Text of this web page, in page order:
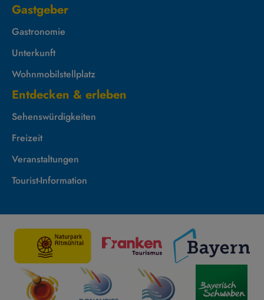
Gastgeber
Gastronomie
Unterkunft
Wohnmobilstellplatz
Entdecken & erleben
Sehenswürdigkeiten
Freizeit
Veranstaltungen
Tourist-Information